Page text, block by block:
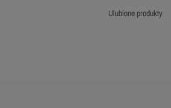
ulubione produkty